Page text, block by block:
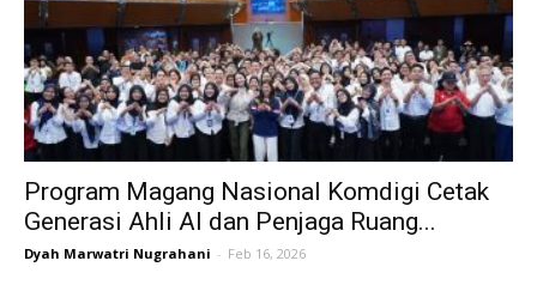
Program Magang Nasional Komdigi Cetak
Generasi Ahli AI dan Penjaga Ruang...
Dyah Marwatri Nugrahani - Feb 16, 2026